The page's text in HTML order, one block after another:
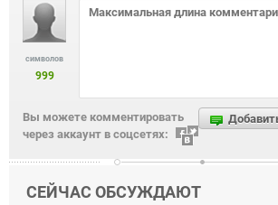
символов
999
Вы можете комментировать
через аккаунт в соцсетях:
СЕЙЧАС ОБСУЖДАЮТ